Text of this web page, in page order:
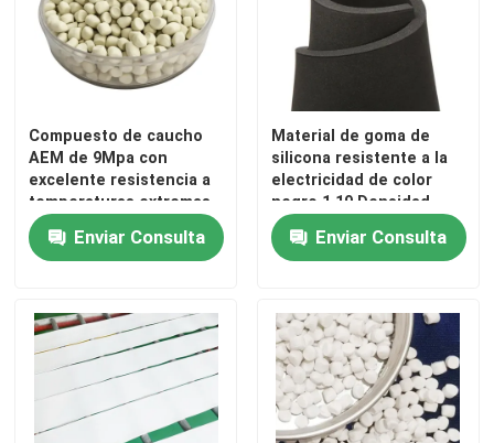
Viaje de la fábrica
Control de calidad
Éntrenos en contacto con
Noticias
Silicón del elastómero
Silicón de MVQ
Compuesto de caucho
AEM de 9Mpa con
excelente resistencia a
temperaturas extremas
Enviar Consulta
Material de goma de
silicona resistente a la
electricidad de color
negro 1.19 Densidad
350% alargamiento
Enviar Consulta